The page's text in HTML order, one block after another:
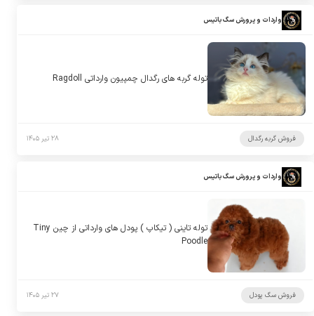
واردات و پرورش سگ باتیس
توله گربه های رگدال چمپیون وارداتی Ragdoll
فروش گربه رگدال ۲۸ تیر ۱۴۰۵
واردات و پرورش سگ باتیس
توله تاینی ( تیکاپ ) پودل های وارداتی از چین Tiny
Poodle
فروش سگ پودل ۲۷ تیر ۱۴۰۵